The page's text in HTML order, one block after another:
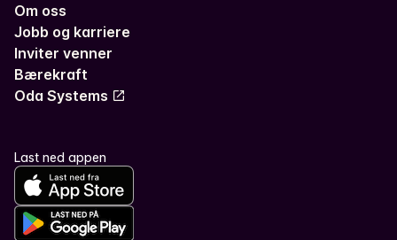
Om oss
Jobb og karriere
Inviter venner
Bærekraft
Oda Systems
Last ned appen